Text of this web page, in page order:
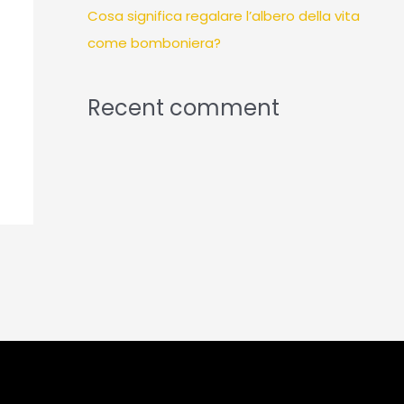
Cosa significa regalare l’albero della vita
come bomboniera?
Recent comment